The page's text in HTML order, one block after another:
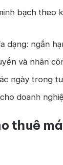
bạch theo
dạng: ngắn
và nhân
ngày trong
doanh
thuê